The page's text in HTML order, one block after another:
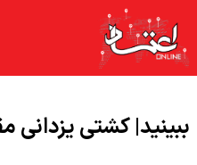
ببینید| کشتی یزدانی